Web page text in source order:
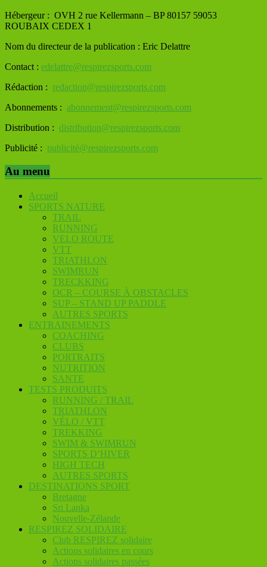
Hébergeur : OVH 2 rue Kellermann – BP 80157 59053
ROUBAIX CEDEX 1
Nom du directeur de la publication : Eric Delattre
Contact : edelattre@respirezsports.com
Rédaction : redaction@respirezsports.com
Abonnements : abonnement@respirezsports.com
Distribution : distribution@respirezsports.com
Publicité : publicité@respirezsports.com
Au menu
Accueil
SPORTS NATURE
TRAIL
RUNNING
VELO ROUTE
VTT
TRIATHLON
SWIMRUN
TRECKKING
OCR – COURSE À OBSTACLES
SUP – STAND UP PADDLE
AUTRES SPORTS
ENTRAINEMENTS
COACHING
CLUBS
PORTRAITS
NUTRITION
SANTE
TESTS PRODUITS
RUNNING / TRAIL
TRIATHLON
VÉLO / VTT
TREKKING
SWIM & SWIMRUN
SPORTS D’HIVER
HIGH TECH
AUTRES SPORTS
DESTINATIONS SPORT
Bretagne
Sri Lanka
Nouvelle-Zélande
RESPIREZ SOLIDAIRE
Club RESPIREZ solidaire
Actions solidaires en cours
Actions solidaires passées